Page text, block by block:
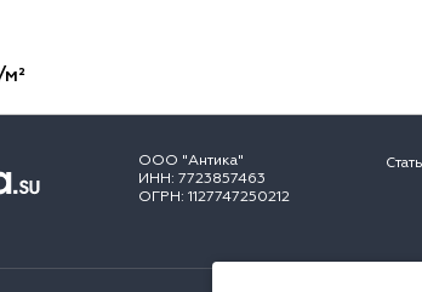
ООО "Антика"
ИНН: 7723857463
ОГРН: 1127747250212